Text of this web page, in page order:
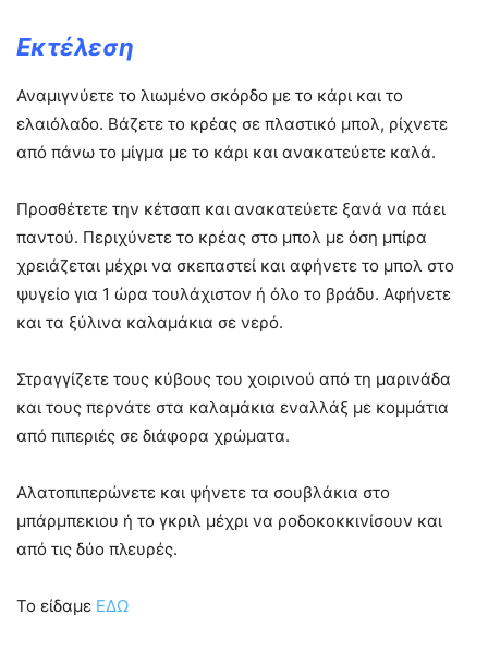
Εκτέλεση
Αναμιγνύετε το λιωμένο σκόρδο με το κάρι και το
ελαιόλαδο. Βάζετε το κρέας σε πλαστικό μπολ, ρίχνετε
από πάνω το μίγμα με το κάρι και ανακατεύετε καλά.
Προσθέτετε την κέτσαπ και ανακατεύετε ξανά να πάει
παντού. Περιχύνετε το κρέας στο μπολ με όση μπίρα
χρειάζεται μέχρι να σκεπαστεί και αφήνετε το μπολ στο
ψυγείο για 1 ώρα τουλάχιστον ή όλο το βράδυ. Αφήνετε
και τα ξύλινα καλαμάκια σε νερό.
Στραγγίζετε τους κύβους του χοιρινού από τη μαρινάδα
και τους περνάτε στα καλαμάκια εναλλάξ με κομμάτια
από πιπεριές σε διάφορα χρώματα.
Αλατοπιπερώνετε και ψήνετε τα σουβλάκια στο
μπάρμπεκιου ή το γκριλ μέχρι να ροδοκοκκινίσουν και
από τις δύο πλευρές.
Το είδαμε ΕΔΩ